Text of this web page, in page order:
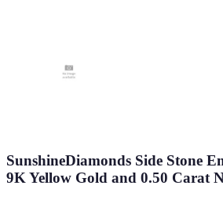
SunshineDiamonds Side Stone
9K Yellow Gold and 0.50 Carat